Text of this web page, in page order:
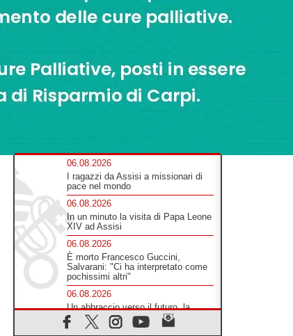
06.08.2026
I ragazzi da Assisi a missionari di
pace nel mondo
06.08.2026
In un minuto la visita di Papa Leone
XIV ad Assisi
06.08.2026
È morto Francesco Guccini,
Salvarani: "Ci ha interpretato come
pochissimi altri"
06.08.2026
Un abbraccio verso il futuro, la
grande festa del Papa e dei giovani
ad Assisi